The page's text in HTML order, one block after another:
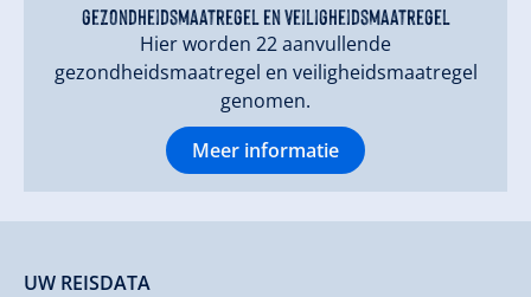
gezondheidsmaatregel en veiligheidsmaatregel
Hier worden 22 aanvullende
gezondheidsmaatregel en veiligheidsmaatregel
genomen.
Meer informatie
UW REISDATA